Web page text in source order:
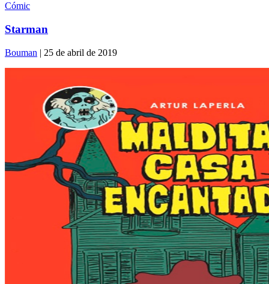
Cómic
Starman
Bouman | 25 de abril de 2019